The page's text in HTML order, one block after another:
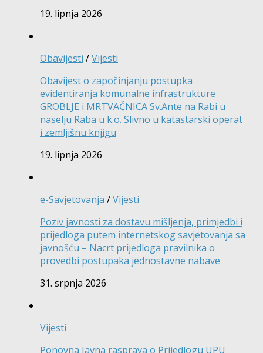
19. lipnja 2026
Obavijesti /Vijesti
Obavijest o započinjanju postupka
evidentiranja komunalne infrastrukture
GROBLJE i MRTVAČNICA Sv.Ante na Rabi u
naselju Raba u k.o. Slivno u katastarski operat
i zemljišnu knjigu
19. lipnja 2026
e-Savjetovanja /Vijesti
Poziv javnosti za dostavu mišljenja, primjedbi i
prijedloga putem internetskog savjetovanja sa
javnošću – Nacrt prijedloga pravilnika o
provedbi postupaka jednostavne nabave
31. srpnja 2026
Vijesti
Ponovna Javna rasprava o Prijedlogu UPU